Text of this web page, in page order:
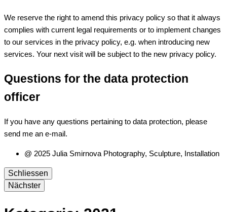
We reserve the right to amend this privacy policy so that it always
complies with current legal requirements or to implement changes
to our services in the privacy policy, e.g. when introducing new
services. Your next visit will be subject to the new privacy policy.
Questions for the data protection
officer
If you have any questions pertaining to data protection, please
send me an e-mail.
@ 2025 Julia Smirnova Photography, Sculpture, Installation
Schliessen
Nächster